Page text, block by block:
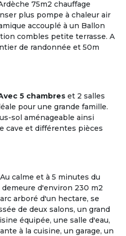
75m2 chauffage
plus pompe à chaleur air
accouplé à un Ballon
combles petite terrasse. A
de randonnée et 50m
5 chambres et 2 salles
pour une grande famille.
sol aménageable ainsi
cave et différentes pièces
Au calme et à 5 minutes du
d'environ 230 m2
arboré d'un hectare, se
de deux salons, un grand
équipée, une salle d'eau,
à la cuisine, un garage, un
souhaitent venir visiter
: 86,646 €
Nouvelle-
mon profil